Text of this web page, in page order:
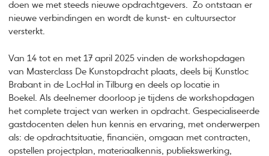
doen we met steeds nieuwe opdrachtgevers. Zo ontstaan er
nieuwe verbindingen en wordt de kunst- en cultuursector
versterkt.
Van 14 tot en met 17 april 2025 vinden de workshopdagen
van Masterclass De Kunstopdracht plaats, deels bij Kunstloc
Brabant in de LocHal in Tilburg en deels op locatie in
Boekel. Als deelnemer doorloop je tijdens de workshopdagen
het complete traject van werken in opdracht. Gespecialiseerde
gastdocenten delen hun kennis en ervaring, met onderwerpen
als: de opdrachtsituatie, financiën, omgaan met contracten,
opstellen projectplan, materiaalkennis, publiekswerking,